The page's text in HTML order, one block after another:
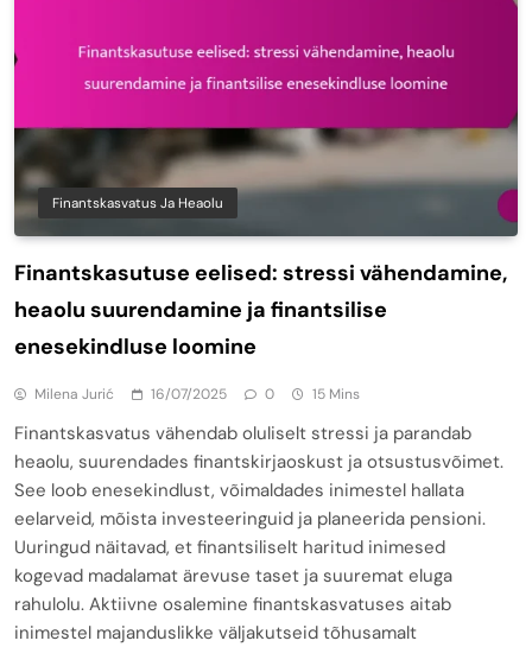
Finantskasvatus Ja Heaolu
Finantskasutuse eelised: stressi vähendamine,
heaolu suurendamine ja finantsilise
enesekindluse loomine
Milena Jurić 16/07/2025 0 15 Mins
Finantskasvatus vähendab oluliselt stressi ja parandab
heaolu, suurendades finantskirjaoskust ja otsustusvõimet.
See loob enesekindlust, võimaldades inimestel hallata
eelarveid, mõista investeeringuid ja planeerida pensioni.
Uuringud näitavad, et finantsiliselt haritud inimesed
kogevad madalamat ärevuse taset ja suuremat eluga
rahulolu. Aktiivne osalemine finantskasvatuses aitab
inimestel majanduslikke väljakutseid tõhusamalt